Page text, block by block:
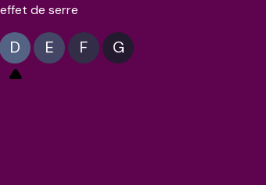
de serre
D E F G